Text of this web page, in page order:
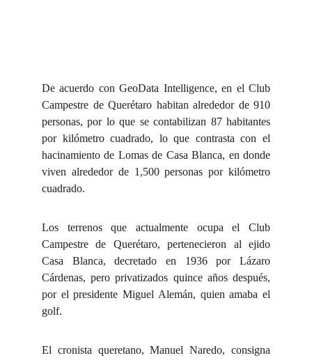
De acuerdo con GeoData Intelligence, en el Club
Campestre de Querétaro habitan alrededor de 910
personas, por lo que se contabilizan 87 habitantes
por kilómetro cuadrado, lo que contrasta con el
hacinamiento de Lomas de Casa Blanca, en donde
viven alrededor de 1,500 personas por kilómetro
cuadrado.
Los terrenos que actualmente ocupa el Club
Campestre de Querétaro, pertenecieron al ejido
Casa Blanca, decretado en 1936 por Lázaro
Cárdenas, pero privatizados quince años después,
por el presidente Miguel Alemán, quien amaba el
golf.
El cronista queretano, Manuel Naredo, consigna